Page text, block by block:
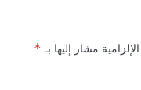
مشار إليها بـ *